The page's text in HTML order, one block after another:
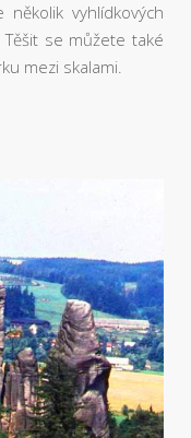
vyhlídkových
se můžete také
mezi skalami.